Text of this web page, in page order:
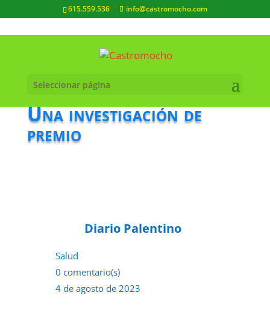
615.559.536 info@castromocho.com
Seleccionar página
Una investigación de
premio
Diario Palentino
Salud
0 comentario(s)
4 de agosto de 2023